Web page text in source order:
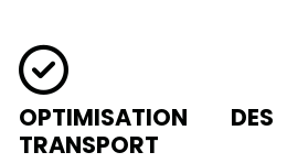
OPTIMISATION
TRANSPORT